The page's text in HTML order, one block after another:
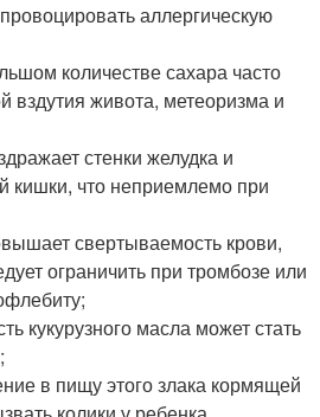
аллергическую
количестве сахара часто
вздутия живота, метеоризма и
стенки желудка и
кишки, что неприемлемо при
свертываемость крови,
ограничить при тромбозе или
кукурузного масла может стать
в пищу этого злака кормящей